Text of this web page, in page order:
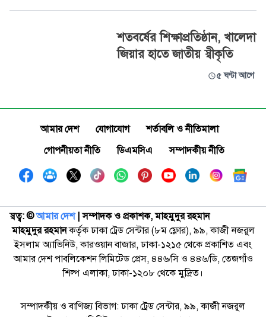
শতবর্ষের শিক্ষাপ্রতিষ্ঠান, খালেদা
জিয়ার হাতে জাতীয় স্বীকৃতি
৫ ঘণ্টা আগে
আমার দেশ যোগাযোগ
শর্তাবলি ও নীতিমালা
গোপনীয়তা নীতি
ডিএমসিএ সম্পাদকীয় নীতি
স্বত্ব: ©️আমার দেশ| সম্পাদক ও প্রকাশক, মাহমুদুর রহমান
মাহমুদুর রহমানকর্তৃক ঢাকা ট্রেড সেন্টার (৮ম ফ্লোর), ৯৯, কাজী নজরুল
ইসলাম অ্যাভিনিউ, কারওয়ান বাজার, ঢাকা-১২১৫ থেকে প্রকাশিত এবং
আমার দেশ পাবলিকেশন লিমিটেড প্রেস, ৪৪৬/সি ও ৪৪৬/ডি, তেজগাঁও
শিল্প এলাকা, ঢাকা-১২০৮ থেকে মুদ্রিত।
সম্পাদকীয় ও বাণিজ্য বিভাগ: ঢাকা ট্রেড সেন্টার, ৯৯, কাজী নজরুল